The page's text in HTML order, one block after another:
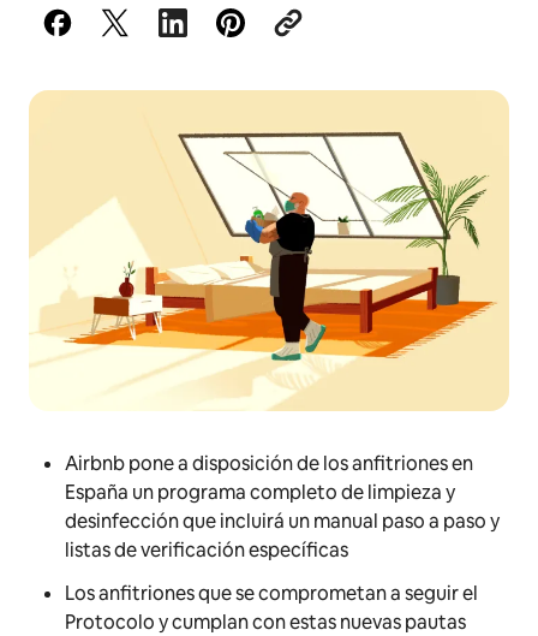
Airbnb pone a disposición de los anfitriones en
España un programa completo de limpieza y
desinfección que incluirá un manual paso a paso y
listas de verificación específicas
Los anfitriones que se comprometan a seguir el
Protocolo y cumplan con estas nuevas pautas